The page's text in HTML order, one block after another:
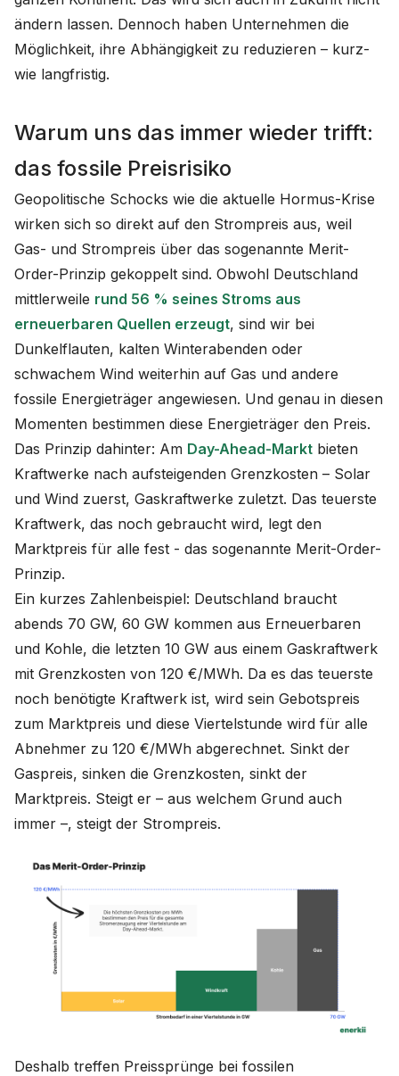
ändern lassen. Dennoch haben Unternehmen die
Möglichkeit, ihre Abhängigkeit zu reduzieren – kurz-
wie langfristig.
Warum uns das immer wieder trifft:
das fossile Preisrisiko
Geopolitische Schocks wie die aktuelle Hormus-Krise
wirken sich so direkt auf den Strompreis aus, weil
Gas- und Strompreis über das sogenannte Merit-
Order-Prinzip gekoppelt sind. Obwohl Deutschland
mittlerweile rund 56 % seines Stroms aus
erneuerbaren Quellen erzeugt, sind wir bei
Dunkelflauten, kalten Winterabenden oder
schwachem Wind weiterhin auf Gas und andere
fossile Energieträger angewiesen. Und genau in diesen
Momenten bestimmen diese Energieträger den Preis.
Das Prinzip dahinter: Am Day-Ahead-Markt bieten
Kraftwerke nach aufsteigenden Grenzkosten – Solar
und Wind zuerst, Gaskraftwerke zuletzt. Das teuerste
Kraftwerk, das noch gebraucht wird, legt den
Marktpreis für alle fest - das sogenannte Merit-Order-
Prinzip.
Ein kurzes Zahlenbeispiel: Deutschland braucht
abends 70 GW, 60 GW kommen aus Erneuerbaren
und Kohle, die letzten 10 GW aus einem Gaskraftwerk
mit Grenzkosten von 120 €/MWh. Da es das teuerste
noch benötigte Kraftwerk ist, wird sein Gebotspreis
zum Marktpreis und diese Viertelstunde wird für alle
Abnehmer zu 120 €/MWh abgerechnet. Sinkt der
Gaspreis, sinken die Grenzkosten, sinkt der
Marktpreis. Steigt er – aus welchem Grund auch
immer –, steigt der Strompreis.
Deshalb treffen Preissprünge bei fossilen